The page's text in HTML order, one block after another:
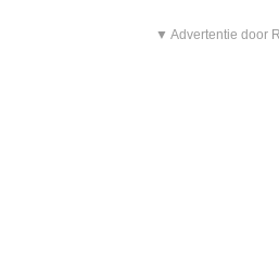
▼ Advertentie door